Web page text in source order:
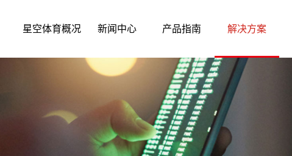
星空体育概况 新闻中心 产品指南 解决方案